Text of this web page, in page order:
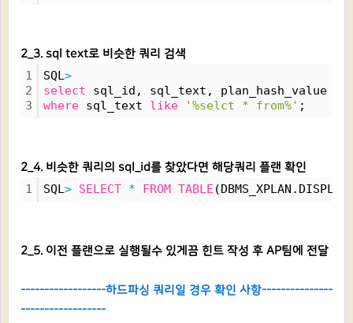
2_3. sql text로 비슷한 쿼리 검색
1
2
3
SQL>
select sql_id, sql_text, plan_hash_value
where sql_text like '%selct * from%' ;
2_4. 비슷한 쿼리의 sql_id를 찾았다면 해당쿼리 플랜 확인
1 SQL> SELECT * FROM TABLE
2_5. 이전 플랜으로 실행될수 있게끔 힌트 작성 후 AP팀에 전달
------------------하드파싱 쿼리일 경우 확인 사항---------------
------------------